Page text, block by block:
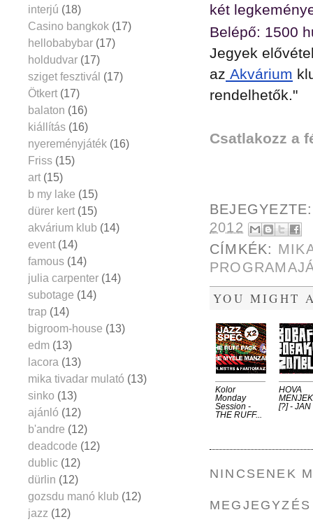
két
Belépő: 1500
Jegyek
az Akvárium
rendelhetők."
Csatlakozz a
2012
CÍMKÉK:
YOU MIGHT
Kolor
Monday ​
Session ​- ​
THE ​RUFF...
HOVA
[?] - JAN
NINCSENEK
interjú (18)
Casino bangkok (17)
hellobabybar (17)
holdudvar (17)
sziget fesztivál (17)
Ötkert (17)
balaton (16)
kiállítás (16)
nyereményjáték (16)
Friss (15)
art (15)
b my lake (15)
dürer kert (15)
akvárium klub (14)
event (14)
famous (14)
julia carpenter (14)
subotage (14)
trap (14)
bigroom-house (13)
edm (13)
lacora (13)
mika tivadar mulató (13)
sinko (13)
ajánló (12)
b'andre (12)
deadcode (12)
dublic (12)
dürlin (12)
gozsdu manó klub (12)
jazz (12)